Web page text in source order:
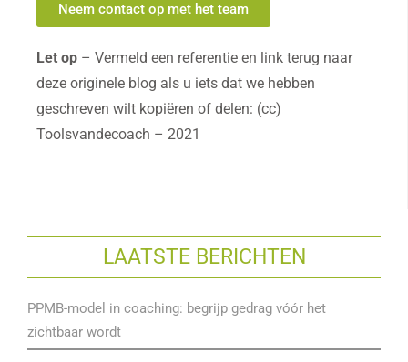
Neem contact op met het team
Let op – Vermeld een referentie en link terug naar
deze originele blog als u iets dat we hebben
geschreven wilt kopiëren of delen: (cc)
Toolsvandecoach – 2021
LAATSTE BERICHTEN
PPMB-model in coaching: begrijp gedrag vóór het
zichtbaar wordt